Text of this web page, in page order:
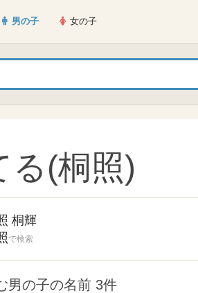
男の子 女の子
る(桐照)
桐輝
で検索
男の子の名前 3件